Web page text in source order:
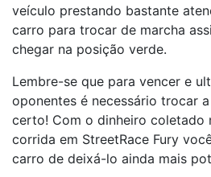
veículo prestando bastante
carro para trocar de marcha
chegar na posição verde.
Lembre-se que para vencer e
oponentes é necessário trocar
certo! Com o dinheiro coletado
corrida em StreetRace Fury
carro de deixá-lo ainda mais